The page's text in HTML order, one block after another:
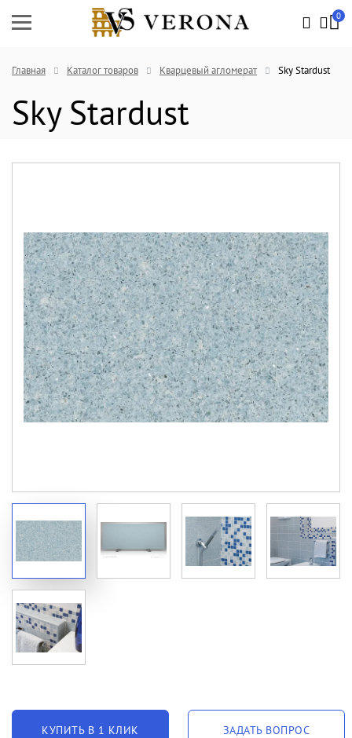
0
Главная Каталог товаров Кварцевый агломерат Sky Stardust
Sky Stardust
КУПИТЬ В 1 КЛИК ЗАДАТЬ ВОПРОС